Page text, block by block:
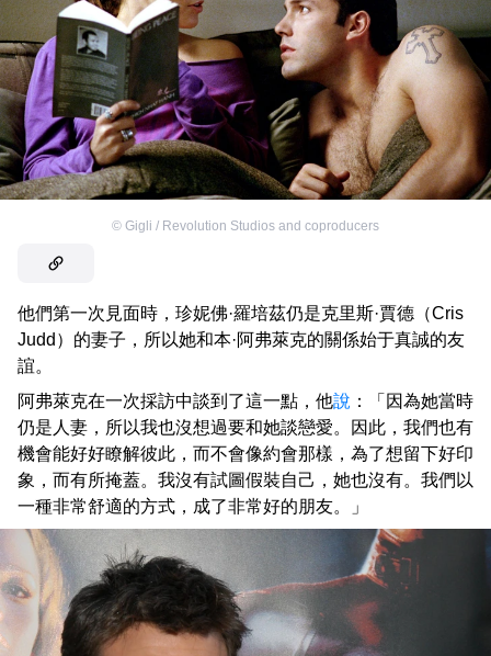
© Gigli / Revolution Studios and coproducers
他們第一次見面時，珍妮佛·羅培茲仍是克里斯·賈德（Cris
Judd）的妻子，所以她和本·阿弗萊克的關係始于真誠的友
誼。
阿弗萊克在一次採訪中談到了這一點，他說 ：「因為她當時
仍是人妻，所以我也沒想過要和她談戀愛。因此，我們也有
機會能好好瞭解彼此，而不會像約會那樣，為了想留下好印
象，而有所掩蓋。我沒有試圖假裝自己，她也沒有。我們以
一種非常舒適的方式，成了非常好的朋友。」